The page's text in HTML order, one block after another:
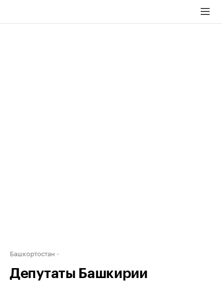
Башкортостан
Депутаты Башкирии